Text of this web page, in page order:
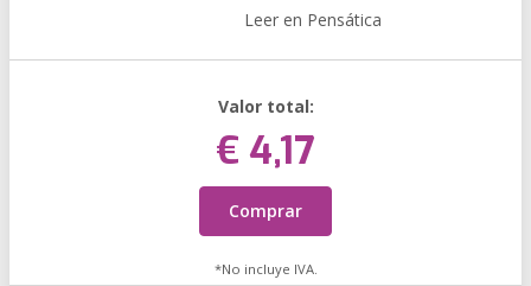
Leer en Pensática
Valor total:
€ 4,17
Comprar
*No incluye IVA.